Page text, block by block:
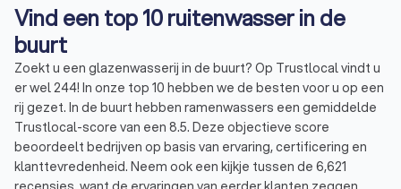
Vind een top 10 ruitenwasser in de
buurt
Zoekt u een glazenwasserij in de buurt? Op Trustlocal vindt u
er wel 244! In onze top 10 hebben we de besten voor u op een
rij gezet. In de buurt hebben ramenwassers een gemiddelde
Trustlocal-score van een 8.5. Deze objectieve score
beoordeelt bedrijven op basis van ervaring, certificering en
klanttevredenheid. Neem ook een kijkje tussen de 6,621